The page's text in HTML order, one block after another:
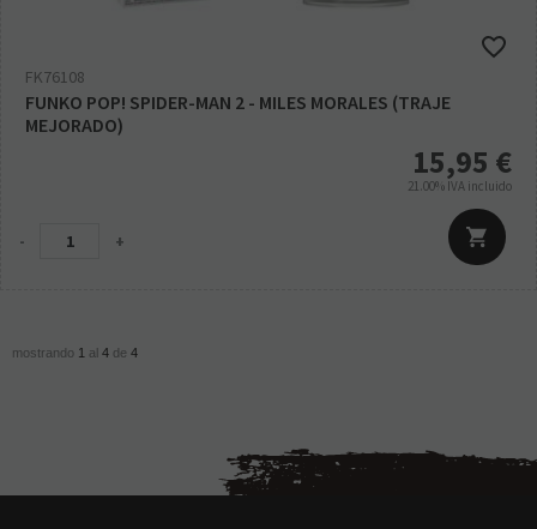
FK76108
FUNKO POP! SPIDER-MAN 2 - MILES MORALES (TRAJE
MEJORADO)
15,95 €
21.00% IVA incluido
- +
mostrando 1 al 4 de 4